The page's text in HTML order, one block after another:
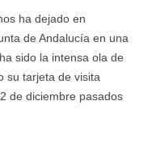
ha dejado en
de Andalucía en una
sido la intensa ola de
su tarjeta de visita
de diciembre pasados